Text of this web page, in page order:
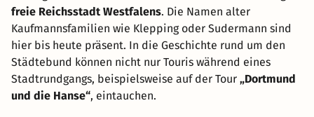
freie Reichsstadt Westfalens. Die Namen alter
Kaufmannsfamilien wie Klepping oder Sudermann sind
hier bis heute präsent. In die Geschichte rund um den
Städtebund können nicht nur Touris während eines
Stadtrundgangs, beispielsweise auf der Tour „Dortmund
und die Hanse“, eintauchen.